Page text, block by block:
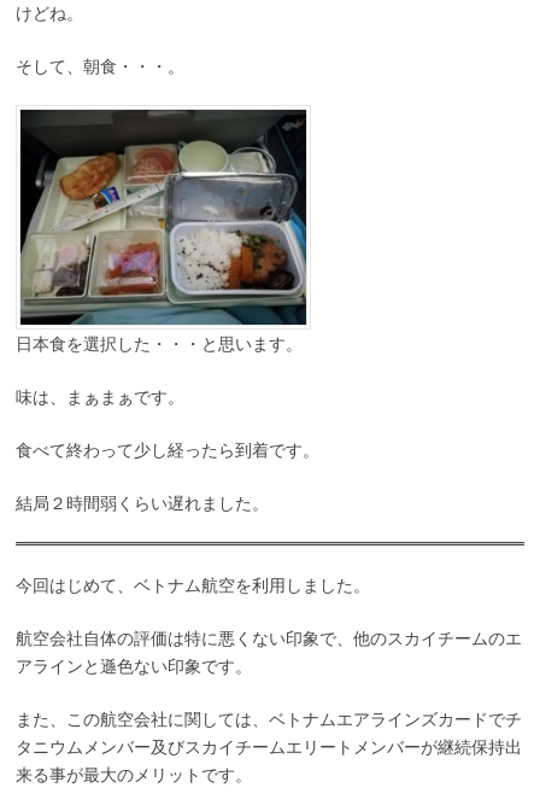
けどね。
そして、朝食・・・。
日本食を選択した・・・と思います。
味は、まぁまぁです。
食べて終わって少し経ったら到着です。
結局２時間弱くらい遅れました。
今回はじめて、ベトナム航空を利用しました。
航空会社自体の評価は特に悪くない印象で、他のスカイチームのエ
アラインと遜色ない印象です。
また、この航空会社に関しては、ベトナムエアラインズカードでチ
タニウムメンバー及びスカイチームエリートメンバーが継続保持出
来る事が最大のメリットです。